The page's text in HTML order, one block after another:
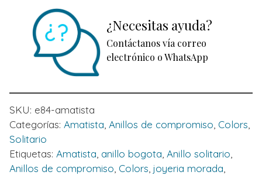
¿Necesitas ayuda?
Contáctanos vía correo
electrónico o WhatsApp
SKU: e84-amatista
Categorías: Amatista Anillos de compromiso Colors
Solitario
Etiquetas: Amatista anillo bogota Anillo solitario
Anillos de compromiso Colors joyeria morada